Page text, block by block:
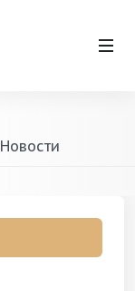
Новости